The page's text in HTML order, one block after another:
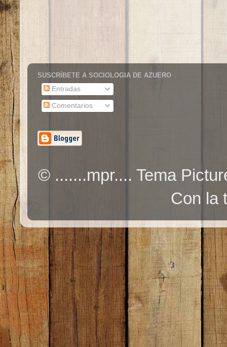
SUSCRÍBETE A SOCIOLOGIA DE AZUERO
Entradas
Comentarios
© .......mpr.... Tema
Con la